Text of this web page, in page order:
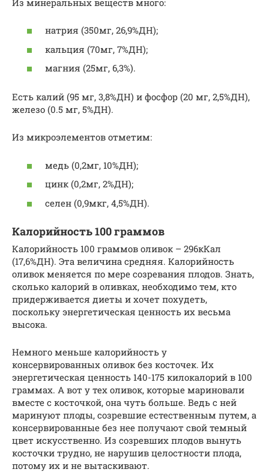
натрия (350мг, 26,9%ДН);
кальция (70мг, 7%ДН);
магния (25мг, 6,3%).
Есть калий (95 мг, 3,8%ДН) и фосфор (20 мг, 2,5%ДН),
железо (0.5 мг, 5%ДН).
Из микроэлементов отметим:
медь (0,2мг, 10%ДН);
цинк (0,2мг, 2%ДН);
селен (0,9мкг, 4,5%ДН).
Калорийность 100 граммов
Калорийность 100 граммов оливок – 296кКал
(17,6%ДН). Эта величина средняя. Калорийность
оливок меняется по мере созревания плодов. Знать,
сколько калорий в оливках, необходимо тем, кто
придерживается диеты и хочет похудеть,
поскольку энергетическая ценность их весьма
высока.
Немного меньше калорийность у
консервированных оливок без косточек. Их
энергетическая ценность 140-175 килокалорий в 100
граммах. А вот у тех оливок, которые мариновали
вместе с косточкой, она чуть больше. Ведь с ней
маринуют плоды, созревшие естественным путем, а
консервированные без нее получают свой темный
цвет искусственно. Из созревших плодов вынуть
косточки трудно, не нарушив целостности плода,
потому их и не вытаскивают.